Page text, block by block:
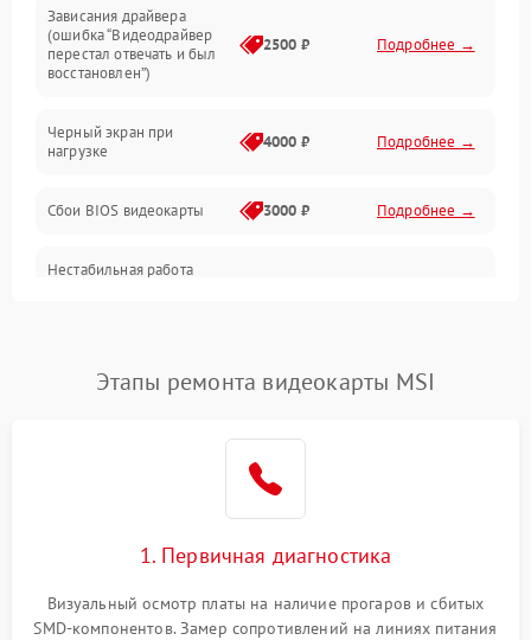
Интерфейсные и коммуникационные проблемы
Электропитание
ПО
Электронные компоненты
Общие поломки
Механические повреждения
Зависания драйвера
(ошибка “Видеодрайвер
перестал отвечать и был
восстановлен”)
2500 ₽ Подробнее →
Черный экран при
нагрузке
4000 ₽ Подробнее →
Сбои BIOS видеокарты 3000 ₽ Подробнее →
Нестабильная работа
Этапы ремонта видеокарты MSI
1. Первичная диагностика
Визуальный осмотр платы на наличие прогаров и сбитых
SMD-компонентов. Замер сопротивлений на линиях питания